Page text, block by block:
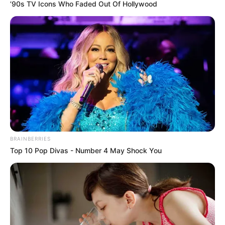
Bajo la fatídica luz de un sol que se negaba a
calentar, los testigos descubrieron la verdad.
“Pasé por aquí a las seis y vi a la señora ahí
tirada. Pensé que se había quedado dormida,
que tal vez se le habían pasado las copas. Pero
cuando vi que no se movía y que su piel tenía
ese color que no es de este mundo, me dio un
escalofrío. Llamé a la patrulla de inmediato. Es
horrible ver que alguien termina sus días así,
sola, entre la basura y el pavimento,”narró un
comerciante de la zona que, con la mirada
perdida, intentaba asimilar el impacto de lo que
sus ojos acababan de presenciar.
’90s TV Icons Who Faded Out Of Hollywood
BRAINBERRIES
Top 10 Pop Divas - Number 4 May Shock You